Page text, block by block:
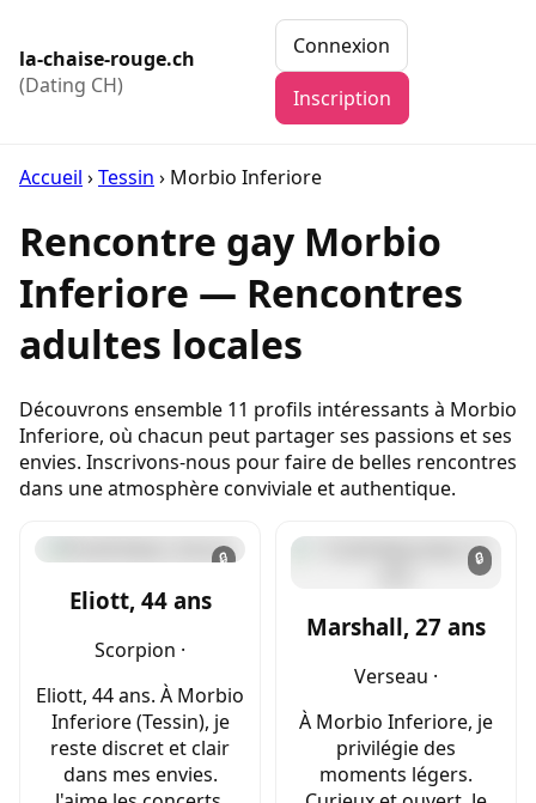
la-chaise-rouge.ch
(Dating CH)
Connexion
Inscription
Accueil ›Tessin › Morbio Inferiore
Rencontre gay Morbio
Inferiore — Rencontres
adultes locales
Découvrons ensemble 11 profils intéressants à Morbio
Inferiore, où chacun peut partager ses passions et ses
envies. Inscrivons-nous pour faire de belles rencontres
dans une atmosphère conviviale et authentique.
🔒
Eliott, 44 ans
Scorpion ·
Eliott, 44 ans. À Morbio
Inferiore (Tessin), je
reste discret et clair
dans mes envies.
🔒
Marshall, 27 ans
Verseau ·
À Morbio Inferiore, je
privilégie des
moments légers.